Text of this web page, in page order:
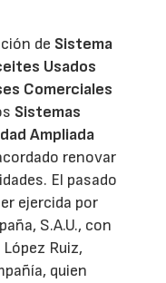
de Sistema
Usados
Comerciales
Sistemas
Ampliada
renovar
El pasado
ejercida por
S.A.U., con
Ruiz,
quien